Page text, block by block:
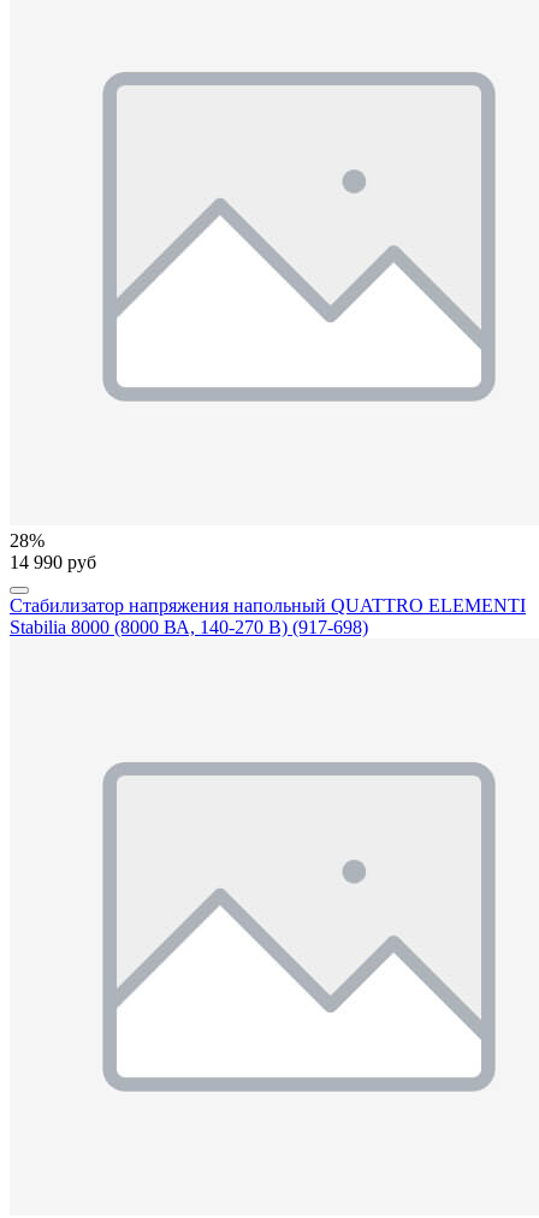
28%
14 990 руб
Стабилизатор напряжения напольный QUATTRO ELEMENTI
Stabilia 8000 (8000 ВА, 140-270 В) (917-698)